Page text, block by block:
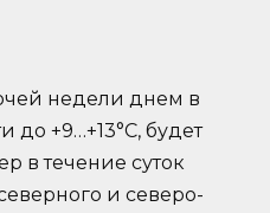
недели днем в
до +9…+13°C, будет
в течение суток
и северо-